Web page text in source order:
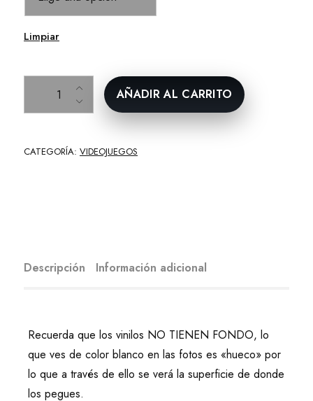
Limpiar
Super Mario Bros cantidad
AÑADIR AL CARRITO
CATEGORÍA: VIDEOJUEGOS
Descripción Información adicional
Recuerda que los vinilos NO TIENEN FONDO, lo
que ves de color blanco en las fotos es «hueco» por
lo que a través de ello se verá la superficie de donde
los pegues.